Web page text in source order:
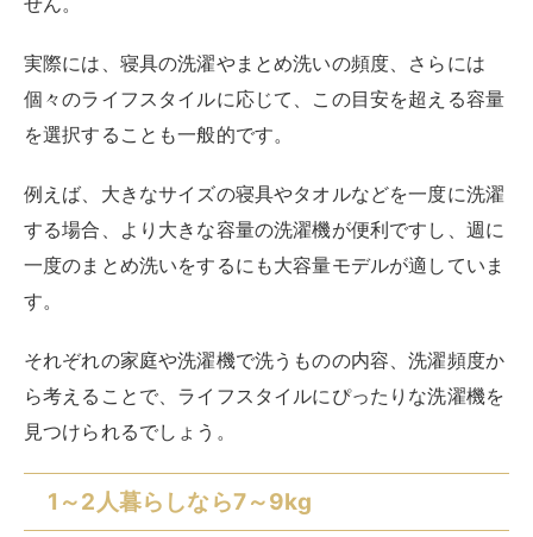
それぞれの家庭や洗濯機で洗うものの内容、洗濯頻度か
ら考えることで、ライフスタイルにぴったりな洗濯機を
見つけられるでしょう。
1～2人暮らしの場合、一般的には7～8kgの容量の洗濯
機が適切です。
て、かつ大きな洗濯物も収納できます。
マンションやアパート、一人暮らしの部屋など、限られ